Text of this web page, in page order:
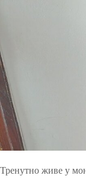
Тренутно живе у